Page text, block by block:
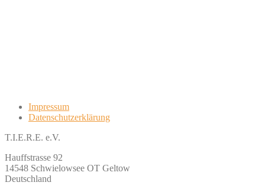
Impressum
Datenschutzerklärung
T.I.E.R.E. e.V.
Hauffstrasse 92
14548 Schwielowsee OT Geltow
Deutschland